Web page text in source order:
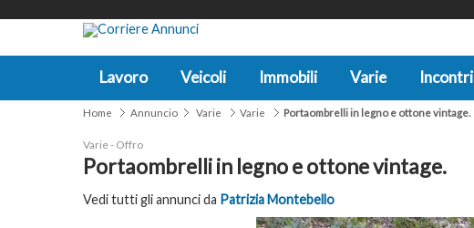
Lavoro Veicoli Immobili Varie Incontri
Home Annuncio Varie Varie Portaombrelli in legno e ottone vintage.
Varie - Offro
Portaombrelli in legno e ottone vintage.
Vedi tutti gli annunci da Patrizia Montebello